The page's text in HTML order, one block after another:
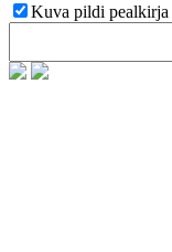
Kuva pildi pealkirja